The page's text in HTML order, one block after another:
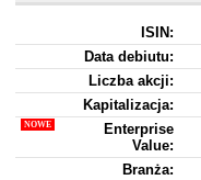
ISIN:
Data debiutu:
Liczba akcji:
Kapitalizacja:
Enterprise
Value:
Branża: